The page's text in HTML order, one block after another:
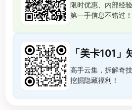
限时优惠、内部经验
第一手信息不错过！
「美卡101」
高手云集，拆解奇
挖掘隐藏福利！